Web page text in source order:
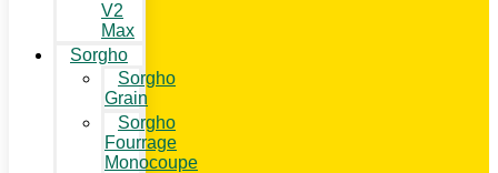
V2
Max
Sorgho
Sorgho
Grain
Sorgho
Fourrage
Monocoupe